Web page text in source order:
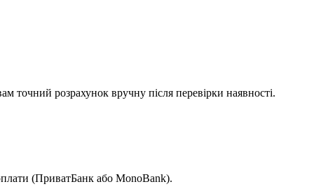
точний розрахунок вручну після перевірки наявності.
(ПриватБанк або MonoBank).